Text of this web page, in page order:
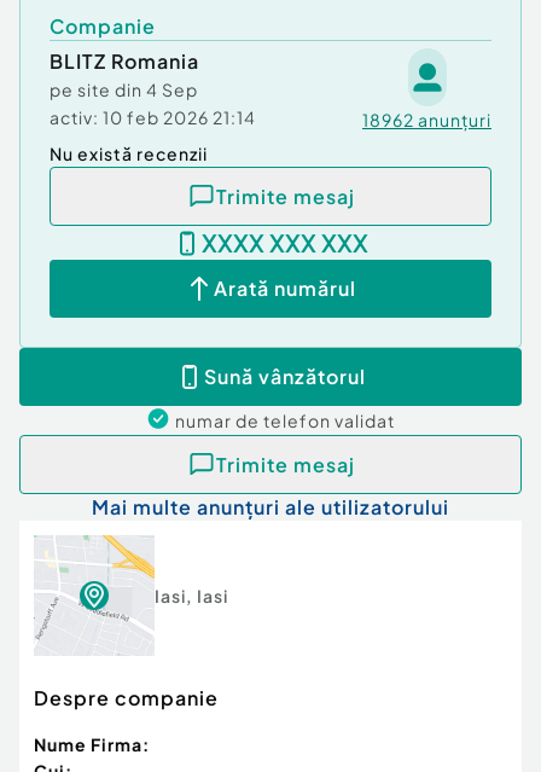
Companie
BLITZ Romania
pe site din 4 Sep
activ: 10 feb 2026 21:14 18962 anunțuri
Nu există recenzii
Trimite mesaj
XXXX XXX XXX
Arată numărul
Sună vânzătorul
numar de telefon validat
Trimite mesaj
Mai multe anunțuri ale utilizatorului
Iasi, Iasi
Despre companie
Nume Firma: